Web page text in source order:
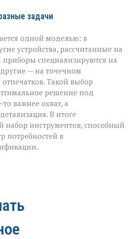
задачи
одной моделью: в
устройства, рассчитанные на
специализируются на
— на точечном
Такой выбор
решение под
важнее охват, а
В итоге
набор инструментов, способный
потребностей в